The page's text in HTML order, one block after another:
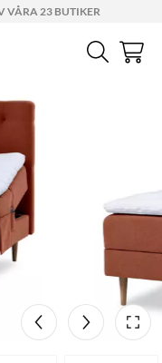
VÅRA 23 BUTIKER